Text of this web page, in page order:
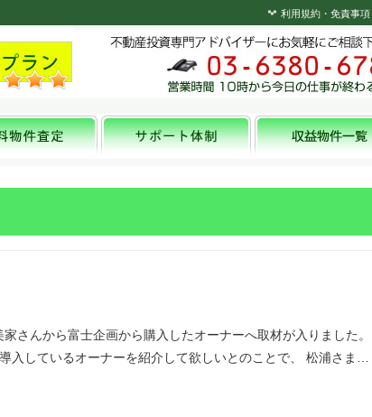
利用規約・免責事項
家さんから富士企画から購入したオーナーへ取材が入りました。
入しているオーナーを紹介して欲しいとのことで、 松浦さま…